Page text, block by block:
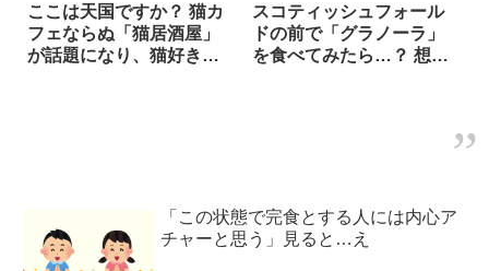
ここは天国ですか？ 猫カ
フェならぬ「猫居酒屋」
が話題になり、猫好き歓
スコティッシュフォール
ドの前で「グラノーラ」
を食べてみたら…？ 想像
「この状態で完食とする人には内心ア
チャーと思う」見ると…え